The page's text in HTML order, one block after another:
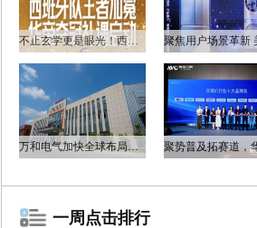
不止玄学更是眼光！西班牙队夺冠，华帝火速官宣启动兑奖福利
万和电气加快全球布局，海外营收占比升至四成
一周点击排行